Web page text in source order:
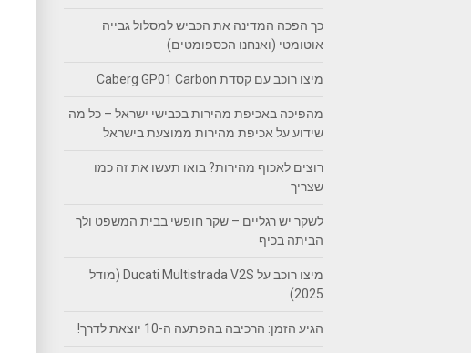
כך הפכה המדינה את הכביש למסלול גבייה
אוטומטי (ואנחנו הכספומטים)
מיצו רוכב עם קסדת Caberg GP01 Carbon
מהפיכה באכיפת מהירות בכבישי ישראל – כל מה
שידוע על אכיפת מהירות ממוצעת בישראל
רוצים לאכוף מהירות? בואו תעשו את זה כמו
שצריך
לשקר יש רגליים – שקר חופשי בבית המשפט ולך
הביתה בכיף
מיצו רוכב על Ducati Multistrada V2S (מודל
2025)
הגיע הזמן: הרכיבה בהפתעה ה-10 יוצאת לדרך!